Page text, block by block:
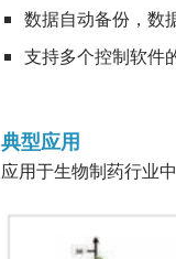
数据自动备份，数
支持多个控制软件
典型应用
应用于生物制药行业